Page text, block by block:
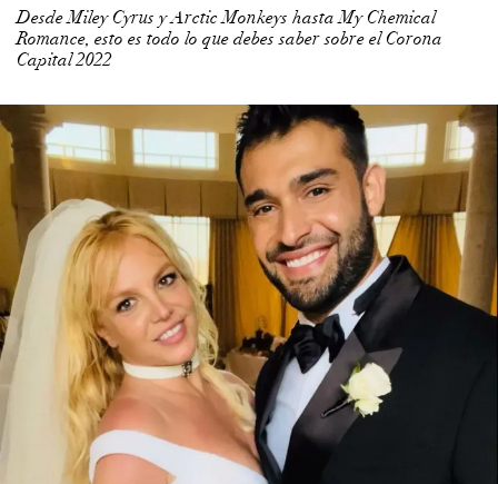
Desde Miley Cyrus y Arctic Monkeys hasta My Chemical
Romance, esto es todo lo que debes saber sobre el Corona
Capital 2022